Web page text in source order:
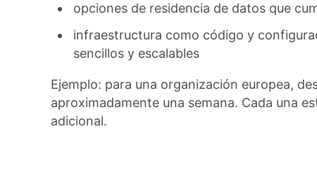
opciones de residencia de datos que
infraestructura como código y
sencillos y escalables
Ejemplo: para una organización europea,
aproximadamente una semana. Cada una
adicional.